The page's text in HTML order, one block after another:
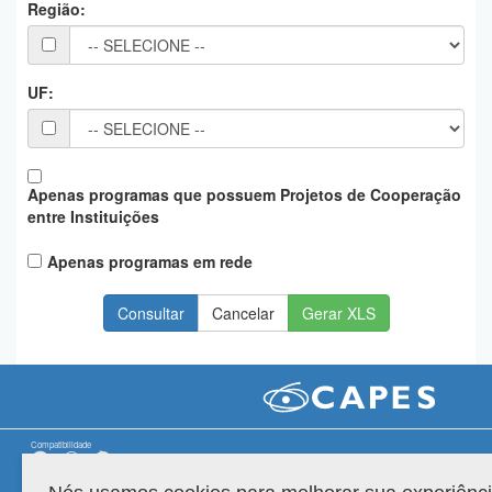
PlanaltoRegião:
UF:
Apenas programas que possuem Projetos de Cooperação
entre Instituições
Apenas programas em rede
Gerar XLS
Compatibilidade
Versão do sistema: 3.88.9 Copyright 2022 Capes. Todos os direitos reservados.